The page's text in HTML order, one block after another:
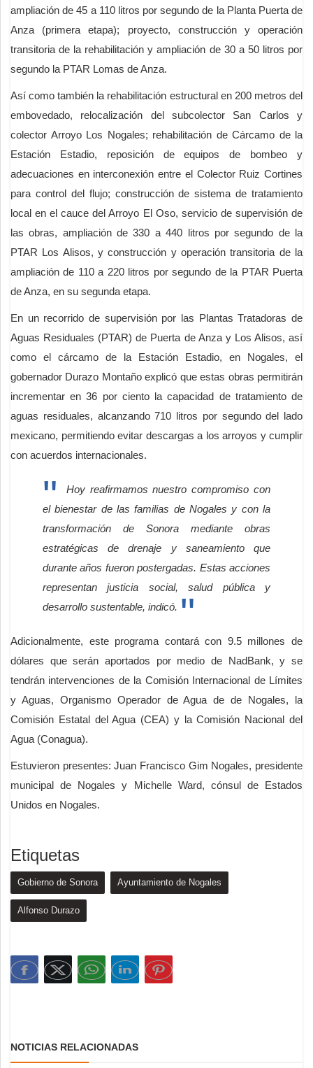
ampliación de 45 a 110 litros por segundo de la Planta Puerta de
Anza (primera etapa); proyecto, construcción y operación
transitoria de la rehabilitación y ampliación de 30 a 50 litros por
segundo la PTAR Lomas de Anza.
Así como también la rehabilitación estructural en 200 metros del
embovedado, relocalización del subcolector San Carlos y
colector Arroyo Los Nogales; rehabilitación de Cárcamo de la
Estación Estadio, reposición de equipos de bombeo y
adecuaciones en interconexión entre el Colector Ruiz Cortines
para control del flujo; construcción de sistema de tratamiento
local en el cauce del Arroyo El Oso, servicio de supervisión de
las obras, ampliación de 330 a 440 litros por segundo de la
PTAR Los Alisos, y construcción y operación transitoria de la
ampliación de 110 a 220 litros por segundo de la PTAR Puerta
de Anza, en su segunda etapa.
En un recorrido de supervisión por las Plantas Tratadoras de
Aguas Residuales (PTAR) de Puerta de Anza y Los Alisos, así
como el cárcamo de la Estación Estadio, en Nogales, el
gobernador Durazo Montaño explicó que estas obras permitirán
incrementar en 36 por ciento la capacidad de tratamiento de
aguas residuales, alcanzando 710 litros por segundo del lado
mexicano, permitiendo evitar descargas a los arroyos y cumplir
con acuerdos internacionales.
Hoy reafirmamos nuestro compromiso con
el bienestar de las familias de Nogales y con la
transformación de Sonora mediante obras
estratégicas de drenaje y saneamiento que
durante años fueron postergadas. Estas acciones
representan justicia social, salud pública y
desarrollo sustentable, indicó.
Adicionalmente, este programa contará con 9.5 millones de
dólares que serán aportados por medio de NadBank, y se
tendrán intervenciones de la Comisión Internacional de Límites
y Aguas, Organismo Operador de Agua de de Nogales, la
Comisión Estatal del Agua (CEA) y la Comisión Nacional del
Agua (Conagua).
Estuvieron presentes: Juan Francisco Gim Nogales, presidente
municipal de Nogales y Michelle Ward, cónsul de Estados
Unidos en Nogales.
Etiquetas
Gobierno de Sonora Ayuntamiento de Nogales
Alfonso Durazo
NOTICIAS RELACIONADAS